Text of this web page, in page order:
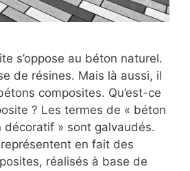
s’oppose au béton naturel.
de résines. Mais là aussi, il
composites. Qu’est-ce
? Les termes de « béton
décoratif » sont galvaudés.
en fait des
réalisés à base de